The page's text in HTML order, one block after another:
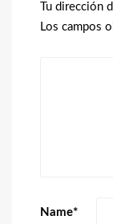
Tu dirección
Los campos
Name*